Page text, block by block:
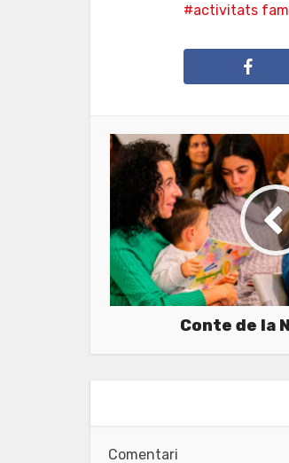
activitats
Conte de la
Comentari